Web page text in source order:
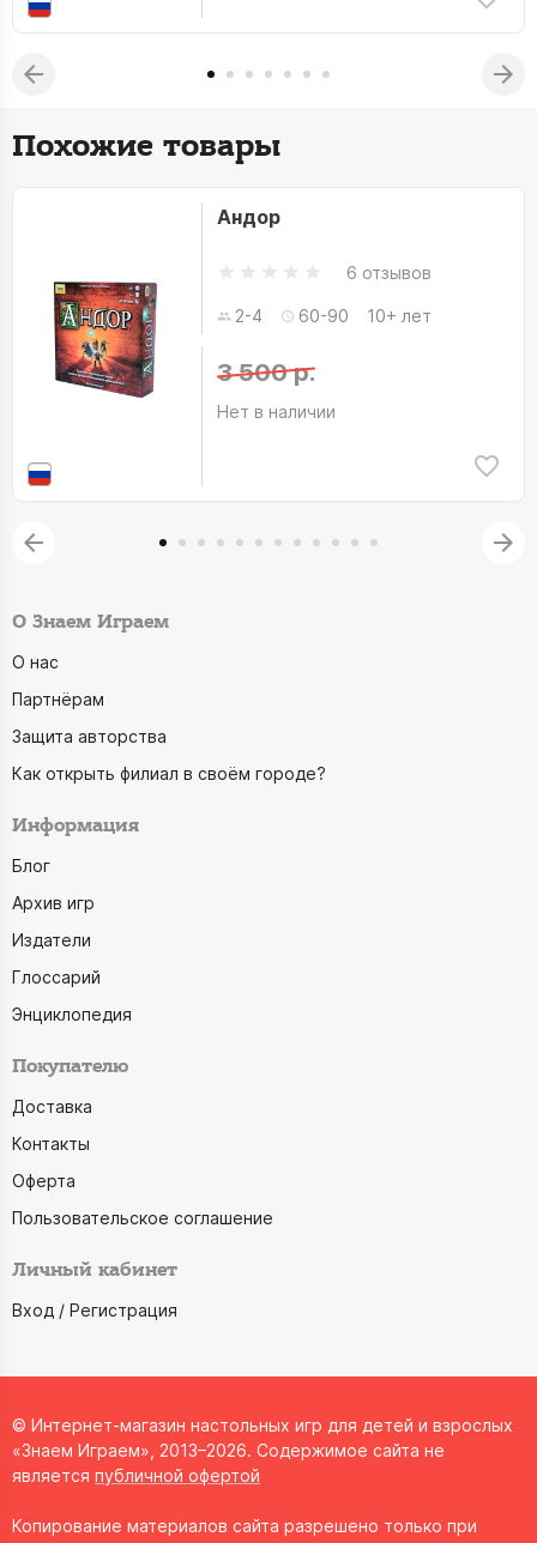
Похожие товары
Андор
6 отзывов
2-4 60-90 10+ лет
3 500 р.
Нет в наличии
О Знаем Играем
О нас
Партнёрам
Защита авторства
Как открыть филиал в своём городе?
Информация
Блог
Архив игр
Издатели
Глоссарий
Энциклопедия
Покупателю
Доставка
Контакты
Оферта
Пользовательское соглашение
Личный кабинет
Вход / Регистрация
© Интернет-магазин настольных игр для детей и взрослых
«Знаем Играем», 2013–2026. Содержимое сайта не
является публичной офертой
Копирование материалов сайта разрешено только при